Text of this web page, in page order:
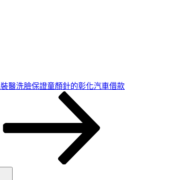
醫洗臉保證童顏針的彰化汽車借款